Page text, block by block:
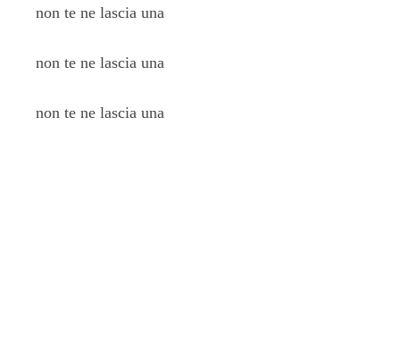
non te ne lascia una
non te ne lascia una
non te ne lascia una